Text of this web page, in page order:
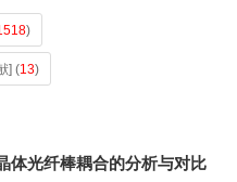
)
] (13)
体光纤棒耦合的分析与对比